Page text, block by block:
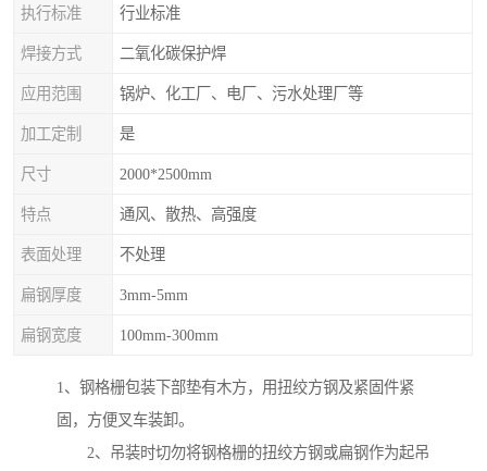
执行标准 行业标准
焊接方式 二氧化碳保护焊
应用范围 锅炉、化工厂、电厂、污水处理厂等
加工定制 是
尺寸 2000*2500mm
特点 通风、散热、高强度
表面处理 不处理
扁钢厚度 3mm-5mm
扁钢宽度 100mm-300mm
1、钢格栅包装下部垫有木方，用扭绞方钢及紧固件紧
固，方便叉车装卸。
2、吊装时切勿将钢格栅的扭绞方钢或扁钢作为起吊